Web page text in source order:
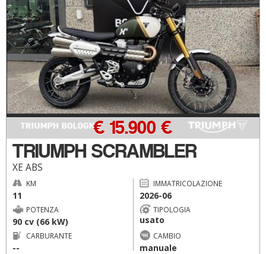
TRIUMPH SCRAMBLER
XE ABS
€ 15.900 €
KM
11
IMMATRICOLAZIONE
2026-06
POTENZA
90 cv (66 kW)
TIPOLOGIA
usato
CARBURANTE
--
CAMBIO
manuale